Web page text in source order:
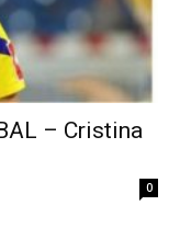
– Cristina
0